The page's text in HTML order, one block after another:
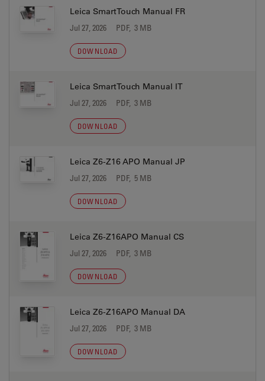
Leica SmartTouch Manual FR
Jul 27, 2026 PDF, 3 MB
DOWNLOAD
Leica SmartTouch Manual IT
Jul 27, 2026 PDF, 3 MB
DOWNLOAD
Leica Z6-Z16 APO Manual JP
Jul 27, 2026 PDF, 5 MB
DOWNLOAD
Leica Z6-Z16APO Manual CS
Jul 27, 2026 PDF, 3 MB
DOWNLOAD
Leica Z6-Z16APO Manual DA
Jul 27, 2026 PDF, 3 MB
DOWNLOAD